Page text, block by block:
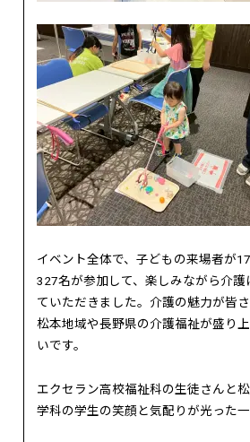
イベント全体で、子どもの来場者が
327名が参加して、楽しみながら介護
ていただきました。介護の魅力が皆さ
松本地域や長野県の介護福祉が盛り
いです。
エクセラン高校福祉科の生徒さんと
学科の学生の笑顔と気配りが光った一